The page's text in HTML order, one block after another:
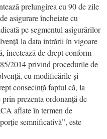
prelungirea cu 90 de zile
asigurare încheiate cu
pe segmentul asigurărilor
la data intrării în vigoare
încetează de drept conform
2014 privind procedurile de
cu modificările și
consecință faptul că, la
prezenta ordonanță de
aflate în termen de
semnificativă”, este